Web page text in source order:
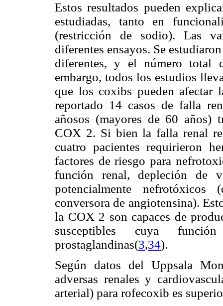
Estos resultados pueden
estudiadas, tanto en
(restricción de sodio). Las
diferentes ensayos. Se
diferentes, y el número total
embargo, todos los estudios
que los coxibs pueden afectar
reportado 14 casos de falla
añosos (mayores de 60 años)
COX 2. Si bien la falla renal
cuatro pacientes requirieron
factores de riesgo para
función renal, depleción de
potencialmente
conversora de angiotensina).
la COX 2 son capaces de
susceptibles cuya
prostaglandinas(3,34).
Según datos del Uppsala
adversas renales y
arterial) para rofecoxib es